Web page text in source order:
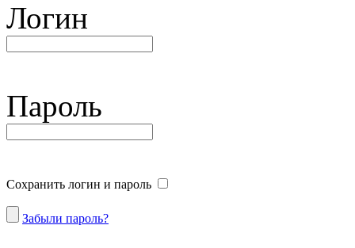
Логин
Пароль
Сохранить логин и пароль
Забыли пароль?